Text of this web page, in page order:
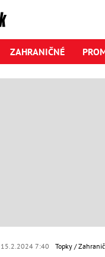
ZAHRANIČNÉ
15.2.2024 7:40 Topky